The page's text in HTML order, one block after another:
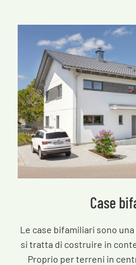
Case
Le case bifamiliari sono
si tratta di costruire in
Proprio per terreni in